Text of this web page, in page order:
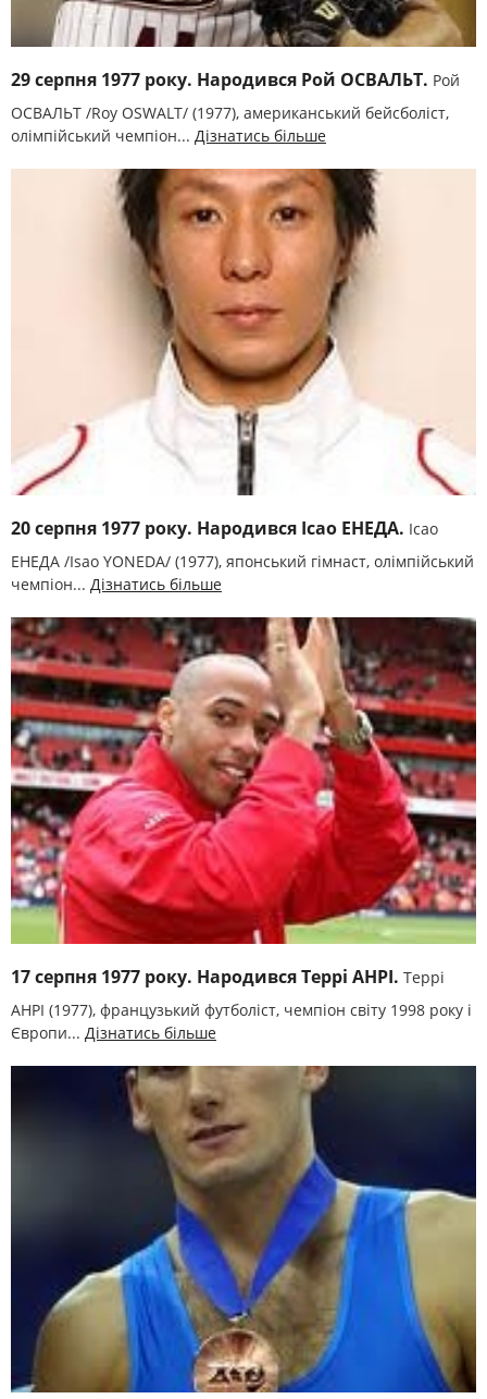
29 серпня 1977 року. Народився Рой ОСВАЛЬТ. Рой
ОСВАЛЬТ /Roy OSWALT/ (1977), американський бейсболіст,
олімпійський чемпіон... Дізнатись більше
20 серпня 1977 року. Народився Ісао ЕНЕДА. Ісао
ЕНЕДА /Isao YONEDA/ (1977), японський гімнаст, олімпійський
чемпіон... Дізнатись більше
17 серпня 1977 року. Народився Террі АНРІ. Террі
АНРІ (1977), французький футболіст, чемпіон світу 1998 року і
Європи... Дізнатись більше